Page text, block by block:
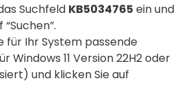
Suchfeld KB5034765 ein und
für Ihr System passende
Windows 11 Version 22H2 oder
und klicken Sie auf